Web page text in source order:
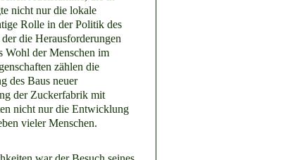
nicht nur die lokale
Rolle in der Politik des
die Herausforderungen
Wohl der Menschen im
zählen die
des Baus neuer
der Zuckerfabrik mit
nicht nur die Entwicklung
vieler Menschen.